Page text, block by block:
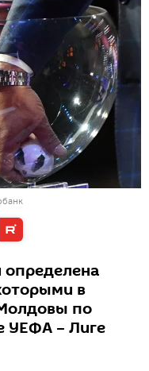
определена
в
по
УЕФА – Лиге